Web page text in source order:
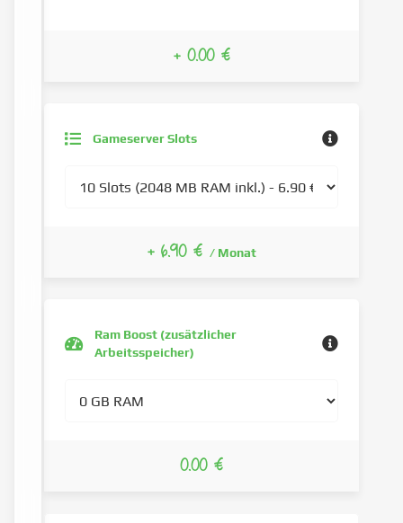
Gameserver Slots
+ 6.90 € / Monat
+ 0.00 €
Ram Boost (zusätzlicher
Arbeitsspeicher)
0.00 €